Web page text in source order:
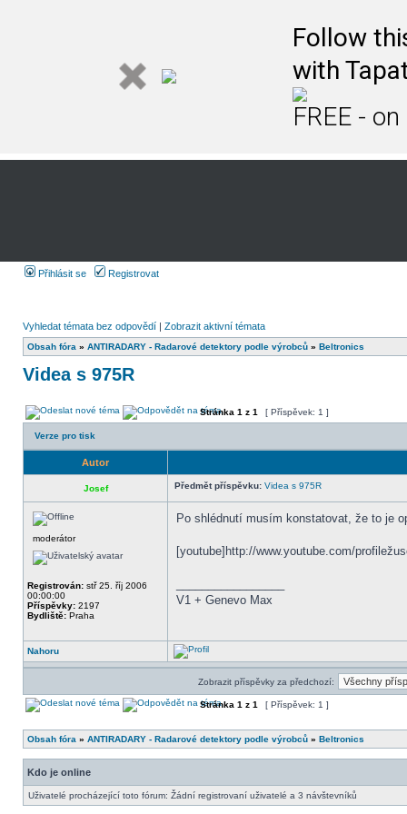
Follow
with
FREE -
Přihlásit se Registrovat
Vyhledat témata bez odpovědí | Zobrazit aktivní témata
Obsah fóra » ANTIRADARY - Radarové detektory podle výrobců » Beltronics
Videa s 975R
Stránka 1 z 1 [ Příspěvek: 1 ]
Verze pro tisk
Autor
Josef Předmět příspěvku: Videa s 975R
moderátor
Registrován: stř 25. říj 2006
00:00:00
Příspěvky: 2197
Bydliště: Praha
Po shlédnutí musím konstatovat, že to je
[youtube]http://www.youtube.com/
V1 + Genevo Max
Nahoru
Zobrazit příspěvky za předchozí:
Stránka 1 z 1 [ Příspěvek: 1 ]
Obsah fóra » ANTIRADARY - Radarové detektory podle výrobců » Beltronics
Kdo je online
Uživatelé procházející toto fórum: Žádní registrovaní uživatelé a 3 návštevníků